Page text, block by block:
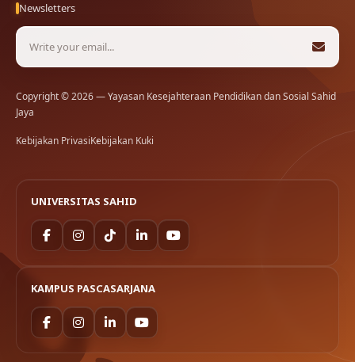
Newsletters
Copyright © 2026 — Yayasan Kesejahteraan Pendidikan dan Sosial Sahid
Jaya
Kebijakan PrivasiKebijakan Kuki
UNIVERSITAS SAHID
KAMPUS PASCASARJANA